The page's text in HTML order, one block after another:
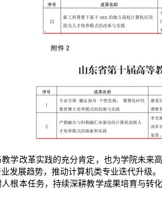
学改革实践的充分肯定，也为学院未
发展趋势，推动计算机类专业迭代升级。
根本任务，持续深耕教学成果培育与